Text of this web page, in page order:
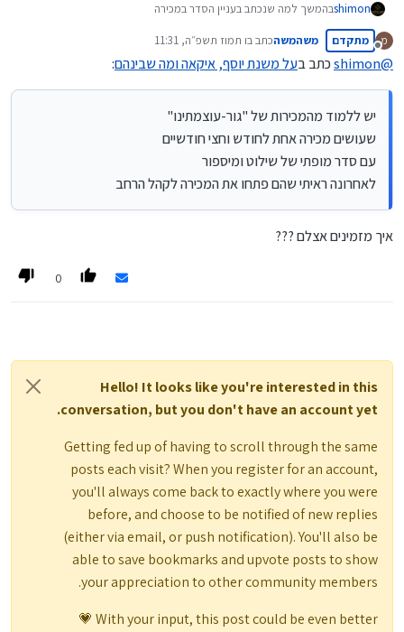
shimonבהמשך למה שנכתב בעניין הסדר במכירה
חוץ מעטרת שלמה שהזכירו פה
יש ללמוד מהמכירות של "גור-עוצמתינו"
שעושים מכירה אחת לחודש וחצי חודשיים
לאחרונה ראיתי שהם פתחו את המכירה לקהל הרחב
מ
מנותק
מתקדם משהמשהכתב בו תמוז תשפ״ה, 11:31
נערך לאחרונה על ידי
@
shimonכתב בעל משנת יוסף, איקאה ומה שבינהם:
יש ללמוד מהמכירות של "גור-עוצמתינו"
שעושים מכירה אחת לחודש וחצי חודשיים
עם סדר מופתי של שילוט ומיספור
לאחרונה ראיתי שהם פתחו את המכירה לקהל הרחב
איך מזמינים אצלם ???
0
Hello! It looks like you're interested in this
conversation, but you don't have an account yet.
Getting fed up of having to scroll through the same
posts each visit? When you register for an account,
you'll always come back to exactly where you were
before, and choose to be notified of new replies
(either via email, or push notification). You'll also be
able to save bookmarks and upvote posts to show
your appreciation to other community members.
With your input, this post could be even better 💗